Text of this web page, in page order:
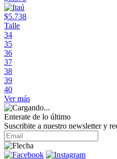
$5.738
Talle
34
35
36
37
38
39
40
Ver más
Enterate de lo último
Suscribite a nuestro newsletter y